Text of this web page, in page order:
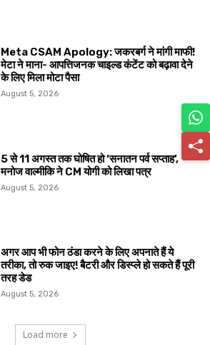
Meta CSAM Apology: जकरबर्ग ने मांगी माफी!
मेटा ने माना- आपत्तिजनक चाइल्ड कंटेंट को बढ़ावा देने
के लिए मिला मोटा पैसा
August 5, 2026
5 से 11 अगस्त तक घोषित हो ‘सनातन पर्व सप्ताह’,
मनोज वाल्मीकि ने CM योगी को लिखा पत्र
August 5, 2026
अगर आप भी फोन ठंडा करने के लिए अपनाते हैं ये
तरीका, तो रुक जाइए! बैटरी और डिस्प्ले हो सकते हैं पूरी
तरह डेड
August 5, 2026
Load more